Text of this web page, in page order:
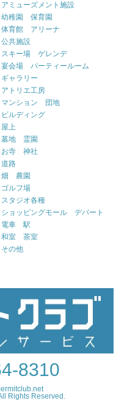
アミューズメント施設
幼稚園 保育園
体育館 アリーナ
公共施設
スキー場 ゲレンデ
宴会場 パーティールーム
ギャラリー
アトリエ工房
マンション 団地
ビルディング
屋上
墓地 霊園
お寺 神社
道路
畑 農園
ゴルフ場
スタジオ各種
ショッピングモール デパート
電車 駅
和室 茶室
その他
8310
Rights Reserved.